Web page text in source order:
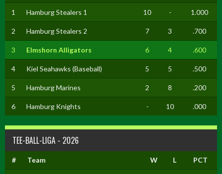
1 Hamburg Stealers 1 10 - 1.000
2 Hamburg Stealers 2 7 3 .700
3 Elmshorn Alligators 6 4 .600
4 Kiel Seahawks (Baseball) 5 5 .500
5 Hamburg Marines 2 8 .200
6 Hamburg Knights - 10 .000
TEE-BALL-LIGA - 2026
# Team W L PCT